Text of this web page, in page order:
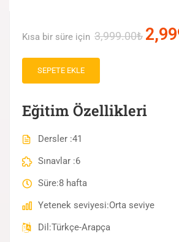
Kısa bir süre için 3,999.00₺
SEPETE EKLE
Eğitim Özellikleri
Dersler 41
Sınavlar 6
Süre 8 hafta
Yetenek seviyesi Orta seviye
Dil Türkçe-Arapça